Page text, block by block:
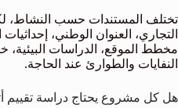
تختلف المستندات حسب النشاط،
التجاري، العنوان الوطني،
مخطط الموقع، الدراسات البيئية،
النفايات والطوارئ عند الحاجة.
هل كل مشروع يحتاج دراسة تقييم